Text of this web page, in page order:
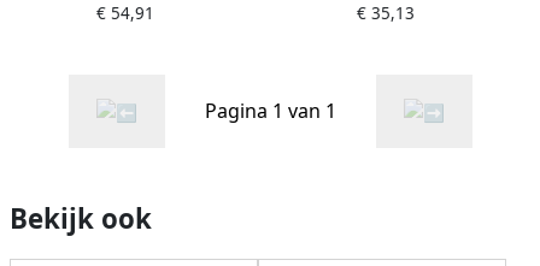
€ 54,91
€ 35,13
Pagina 1 van 1
Bekijk ook